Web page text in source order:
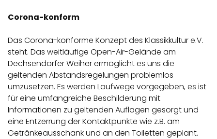
Corona-konform
Das Corona-konforme Konzept des Klassikkultur e.V.
steht. Das weitläufige Open-Air-Gelände am
Dechsendorfer Weiher ermöglicht es uns die
geltenden Abstandsregelungen problemlos
umzusetzen. Es werden Laufwege vorgegeben, es ist
für eine umfangreiche Beschilderung mit
Informationen zu geltenden Auflagen gesorgt und
eine Entzerrung der Kontaktpunkte wie z.B. am
Getränkeausschank und an den Toiletten geplant.